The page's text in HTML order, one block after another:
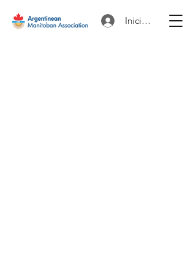
Iniciar sesión